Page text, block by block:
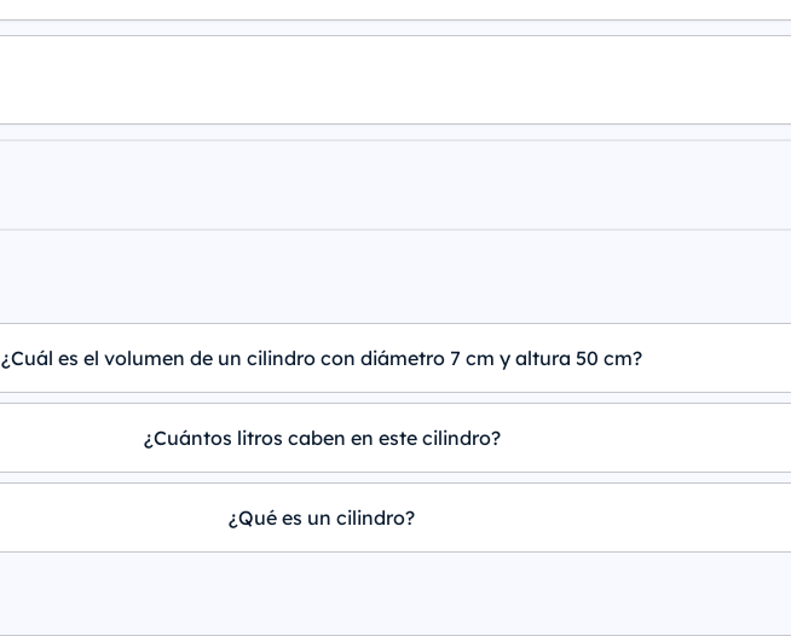
¿Cuál es el volumen de un cilindro con diámetro 7 cm y altura 50 cm?
¿Cuántos litros caben en este cilindro?
¿Qué es un cilindro?